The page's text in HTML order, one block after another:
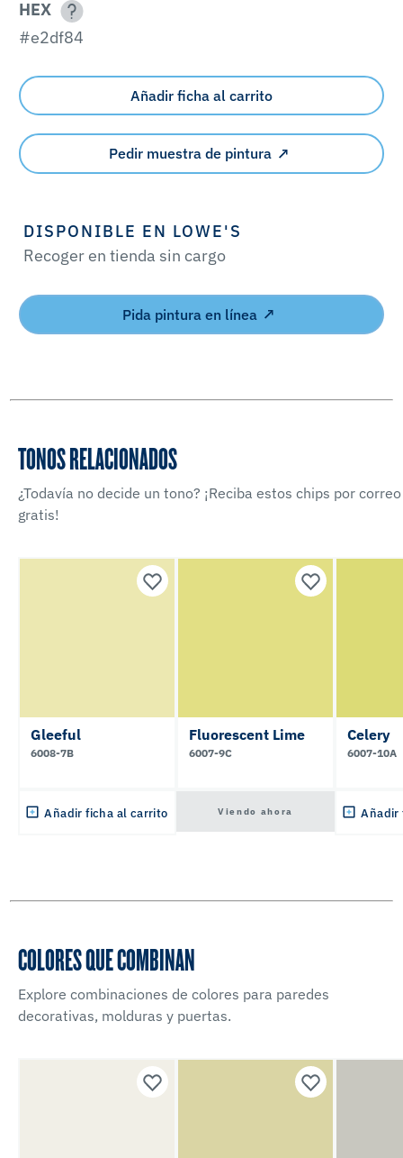
HEX
#e2df84
Añadir ficha al carrito
Pedir muestra de pintura
DISPONIBLE EN LOWE'S
Recoger en tienda sin cargo
Pida pintura en línea
TONOS RELACIONADOS
¿Todavía no decide un tono? ¡Reciba estos chips por correo
gratis!
Gleeful
6008-7B
Añadir ficha al carrito
Fluorescent Lime
6007-9C
Viendo ahora
Celery
6007-10A
Añadir
COLORES QUE COMBINAN
Explore combinaciones de colores para paredes
decorativas, molduras y puertas.